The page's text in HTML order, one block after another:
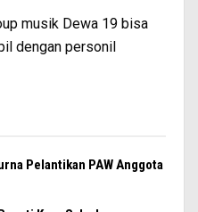
musik Dewa 19 bisa
dengan personil
Pelantikan PAW Anggota